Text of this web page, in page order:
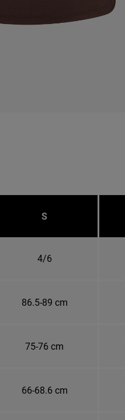
S
4/6
86.5-89 cm
75-76 cm
66-68.6 cm